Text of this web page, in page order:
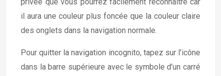
il aura une couleur plus foncée que la couleur claire
des onglets dans la navigation normale.
Pour quitter la navigation incognito, tapez sur l’icône
dans la barre supérieure avec le symbole d’un carré